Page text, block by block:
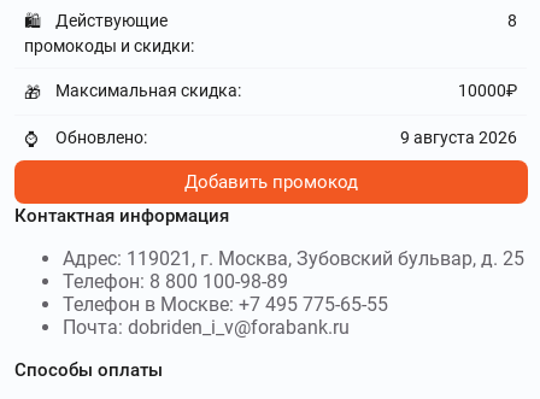
🛍️
Действующие
промокоды и скидки:
8
🎁 Максимальная скидка: 10000₽
⌚ Обновлено: 9 августа 2026
Добавить промокод
Контактная информация
Адрес: 119021, г. Москва, Зубовский бульвар, д. 25
Телефон: 8 800 100-98-89
Телефон в Москве: +7 495 775-65-55
Почта: dobriden_i_v@forabank.ru
Способы оплаты